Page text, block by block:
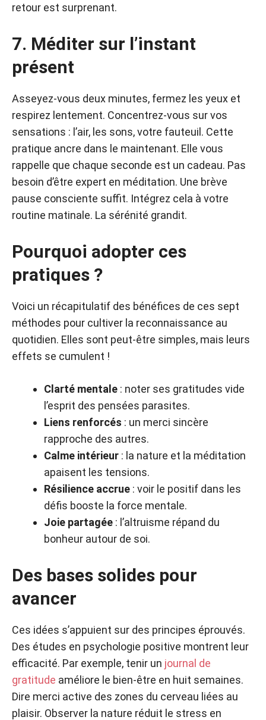
retour est surprenant.
7. Méditer sur l’instant
présent
Asseyez-vous deux minutes, fermez les yeux et
respirez lentement. Concentrez-vous sur vos
sensations : l’air, les sons, votre fauteuil. Cette
pratique ancre dans le maintenant. Elle vous
rappelle que chaque seconde est un cadeau. Pas
besoin d’être expert en méditation. Une brève
pause consciente suffit. Intégrez cela à votre
routine matinale. La sérénité grandit.
Pourquoi adopter ces
pratiques ?
Voici un récapitulatif des bénéfices de ces sept
méthodes pour cultiver la reconnaissance au
quotidien. Elles sont peut-être simples, mais leurs
effets se cumulent !
Clarté mentale : noter ses gratitudes vide
l’esprit des pensées parasites.
Liens renforcés : un merci sincère
rapproche des autres.
Calme intérieur : la nature et la méditation
apaisent les tensions.
Résilience accrue : voir le positif dans les
défis booste la force mentale.
Joie partagée : l’altruisme répand du
bonheur autour de soi.
Des bases solides pour
avancer
Ces idées s’appuient sur des principes éprouvés.
Des études en psychologie positive montrent leur
efficacité. Par exemple, tenir un journal de
gratitude améliore le bien-être en huit semaines.
Dire merci active des zones du cerveau liées au
plaisir. Observer la nature réduit le stress en